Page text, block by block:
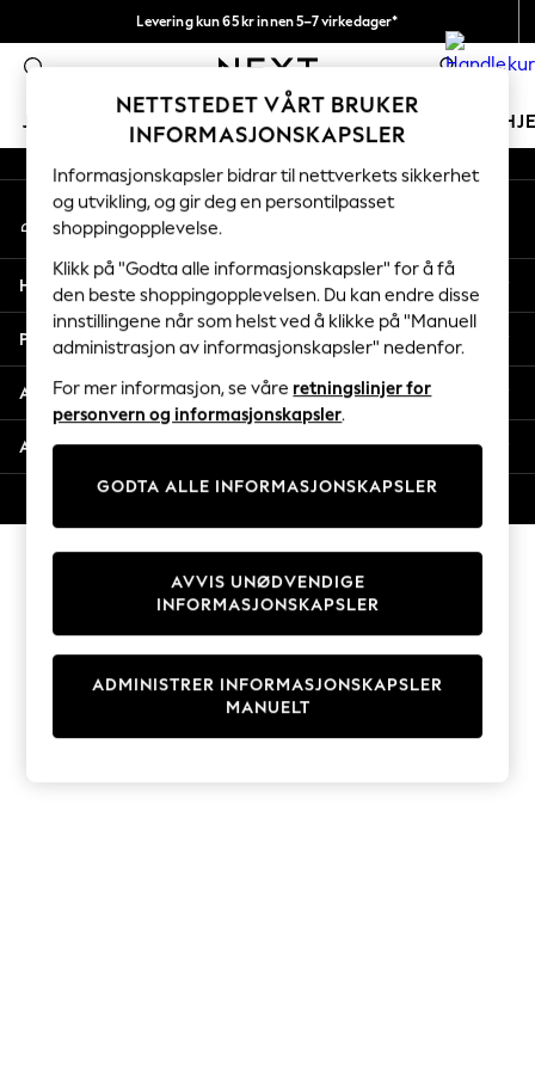
Levering kun 65 kr innen 5–7 virkedager*
Vi betaler alle tollavgifter 0
JENTER GUTTER BABY KVINNER
GIRLS
New In
50 - 92cm (0 - 24 months)
98 - 110cm (3 - 5 years)
116 - 134cm (6 - 9 years)
140 - 174cm (10 - 15+ years)
Trending: Top & Short Sets
Trending: Clogs
Toy Story
THE SET
Coats & Jackets
Sweatshirts & Hoodies
Knitwear
Cardigans
Dresses
Sets & Outfits
T-Shirts
An error occurred on client
Våre sosiale nettverk
Min konto
Logg inn på kontoen din
Hjelp
Personvern & Juridisk
Avdelinger
Andre tjenester
NETTSTEDET VÅRT BRUKER
INFORMASJONSKAPSLER
Informasjonskapsler bidrar til nettverkets sikkerhet
og utvikling, og gir deg en persontilpasset
shoppingopplevelse.
Klikk på "Godta alle informasjonskapsler" for å få
den beste shoppingopplevelsen. Du kan endre disse
innstillingene når som helst ved å klikke på "Manuell
administrasjon av informasjonskapsler" nedenfor.
For mer informasjon, se våre retningslinjer for
personvern og informasjonskapsler.
GODTA ALLE INFORMASJONSKAPSLER
ADMINISTRER INFORMASJONSKAPSLER
MANUELT
AVVIS UNØDVENDIGE
INFORMASJONSKAPSLER